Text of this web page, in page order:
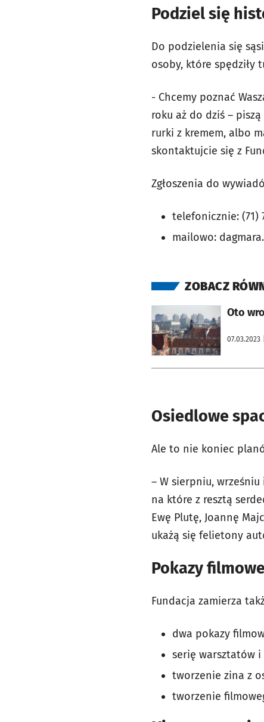
Podziel się
Do podzielenia się
osoby, które spędziły
- Chcemy poznać
roku aż do dziś –
rurki z kremem, albo
skontaktujcie się z
Zgłoszenia do
telefonicznie: (71)
mailowo:
ZOBACZ
Oto
07.03.2023
otworzy się w nowej karcie
Osiedlowe
Ale to nie koniec
– W sierpniu,
na które z resztą
Ewę Plutę, Joannę
ukażą się felietony
Pokazy
Fundacja zamierza
dwa pokazy
serię warsztatów
tworzenie zina z
tworzenie